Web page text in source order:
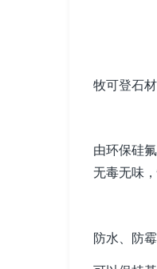
牧可登石
由环保硅
无毒无味
防水、防